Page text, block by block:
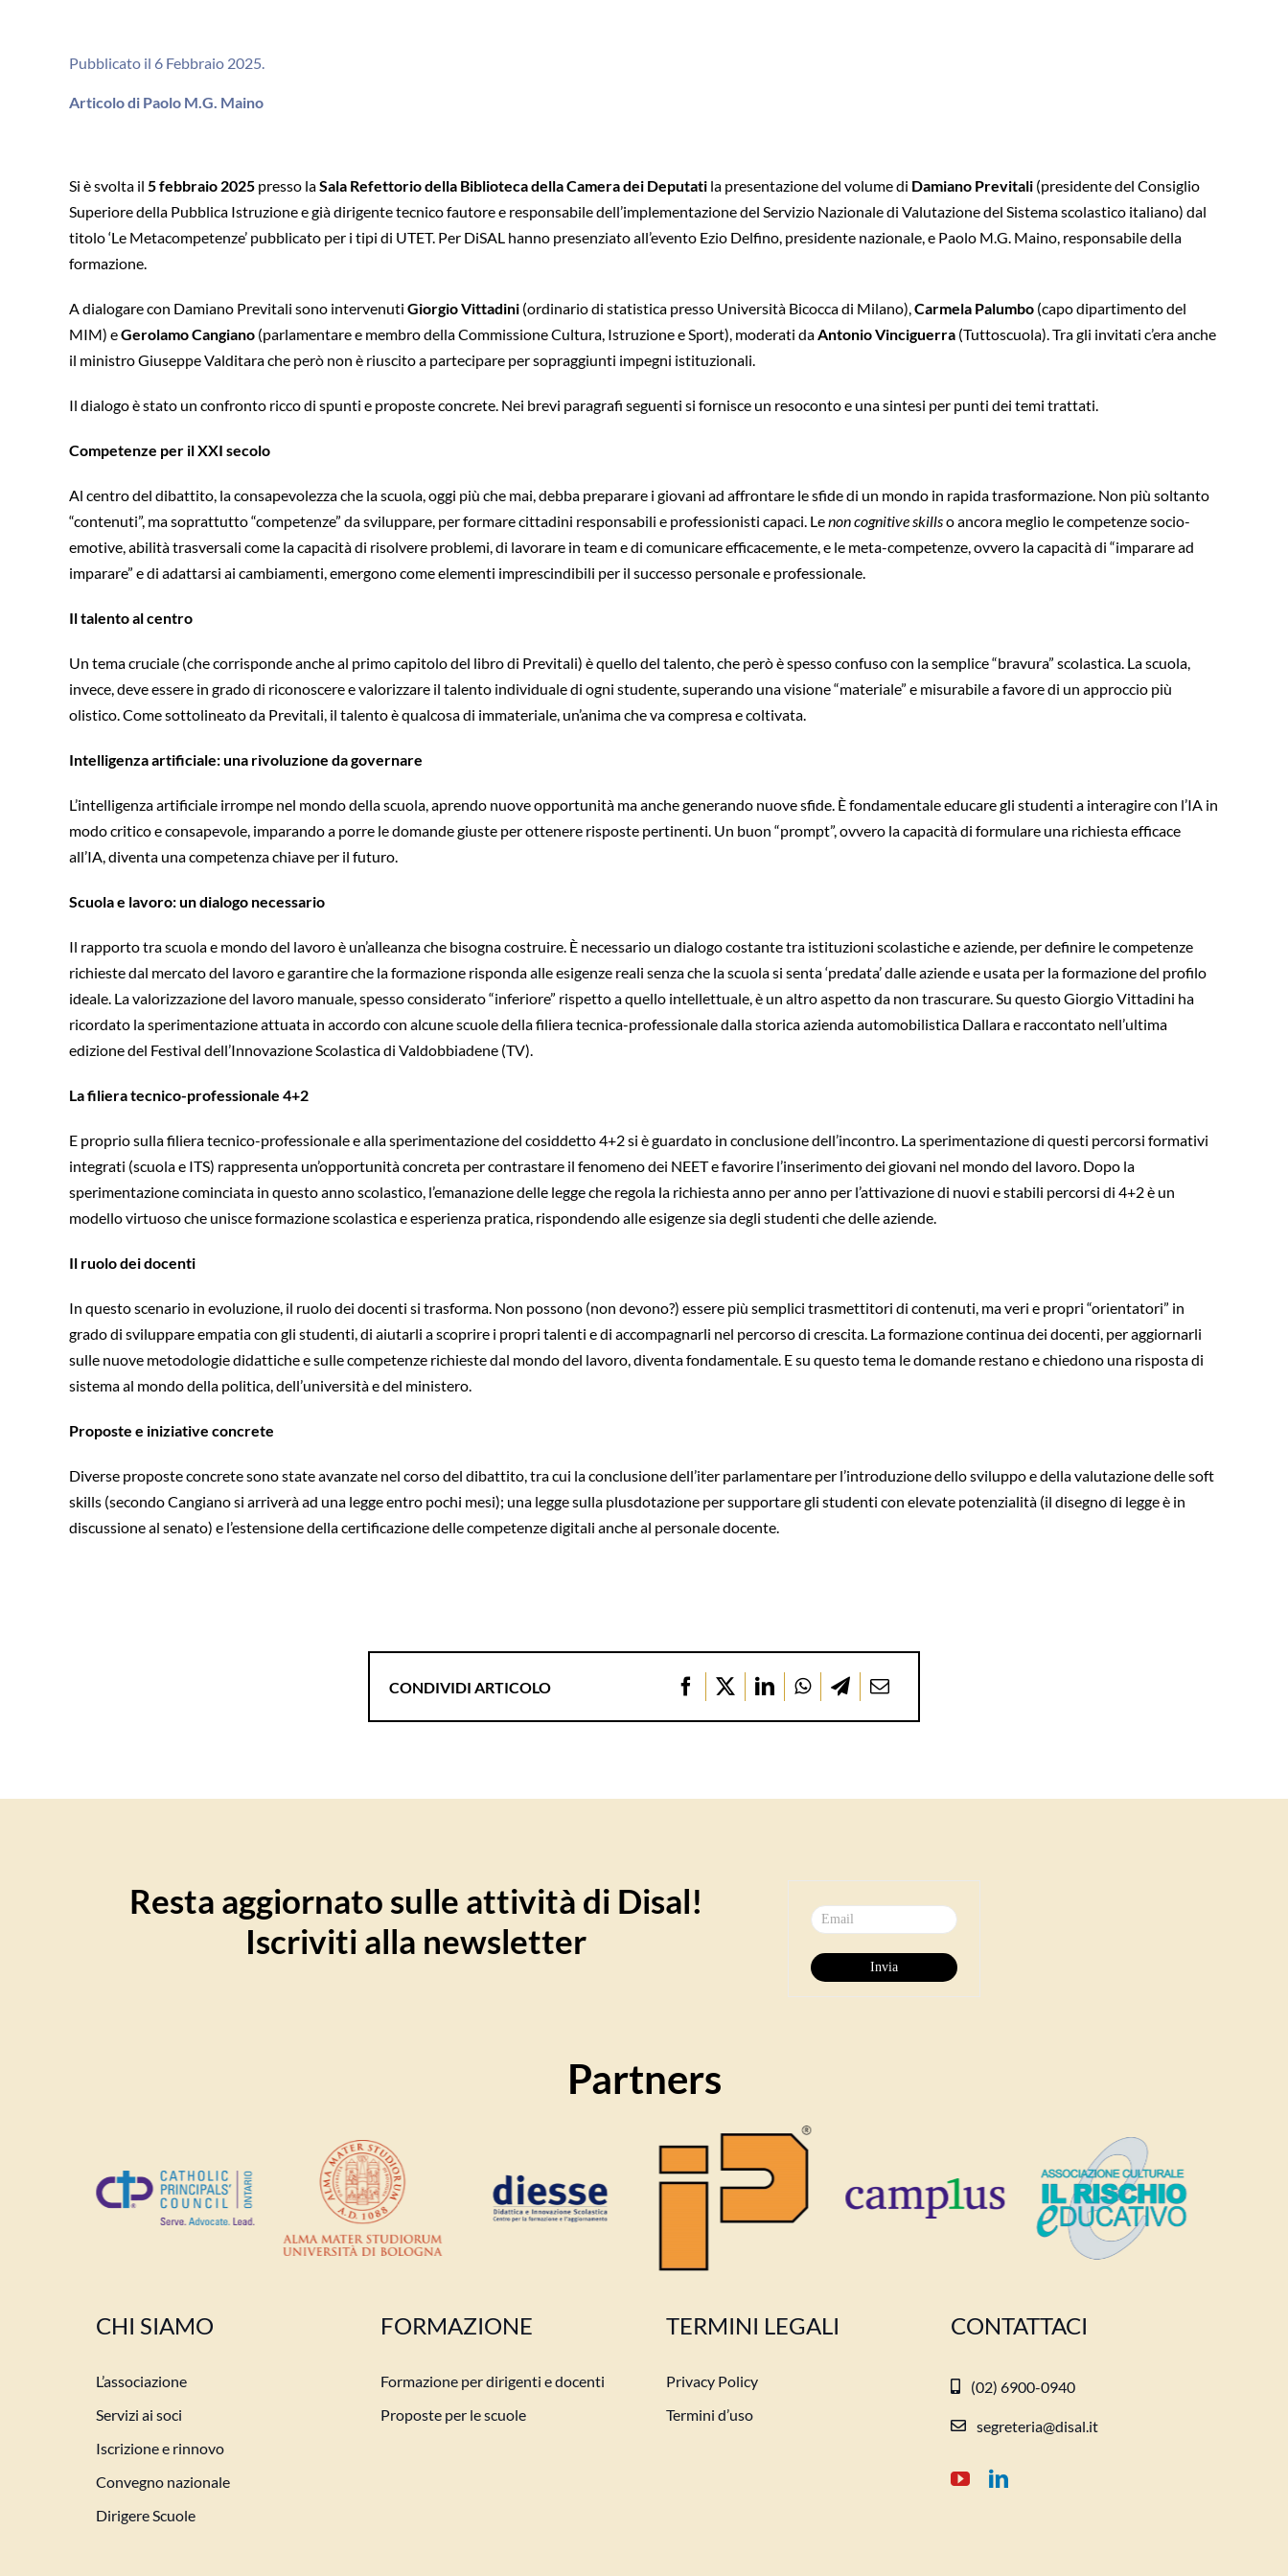
Pubblicato il 6 Febbraio 2025.
Articolo di Paolo M.G. Maino
Si è svolta il 5 febbraio 2025presso laSala Refettorio della Biblioteca della Camera dei Deputatila presentazione del volume di Damiano Previtali(presidente del Consiglio
Superiore della Pubblica Istruzione e già dirigente tecnico fautore e responsabile dell’implementazione del Servizio Nazionale di Valutazione del Sistema scolastico italiano) dal
titolo ‘Le Metacompetenze’ pubblicato per i tipi di UTET. Per DiSAL hanno presenziato all’evento Ezio Delfino, presidente nazionale, e Paolo M.G. Maino, responsabile della
formazione.
A dialogare con Damiano Previtali sono intervenuti Giorgio Vittadini(ordinario di statistica presso Università Bicocca di Milano),Carmela Palumbo(capo dipartimento del
MIM) eGerolamo Cangiano(parlamentare e membro della Commissione Cultura, Istruzione e Sport), moderati daAntonio Vinciguerra(Tuttoscuola). Tra gli invitati c’era anche
il ministro Giuseppe Valditara che però non è riuscito a partecipare per sopraggiunti impegni istituzionali.
Il dialogo è stato un confronto ricco di spunti e proposte concrete. Nei brevi paragrafi seguenti si fornisce un resoconto e una sintesi per punti dei temi trattati.
Competenze per il XXI secolo
Al centro del dibattito, la consapevolezza che la scuola, oggi più che mai, debba preparare i giovani ad affrontare le sfide di un mondo in rapida trasformazione. Non più soltanto
“contenuti”, ma soprattutto “competenze” da sviluppare, per formare cittadini responsabili e professionisti capaci. Lenon cognitive skillso ancora meglio le competenze socio-
emotive, abilità trasversali come la capacità di risolvere problemi, di lavorare in team e di comunicare efficacemente, e le meta-competenze, ovvero la capacità di “imparare ad
imparare” e di adattarsi ai cambiamenti, emergono come elementi imprescindibili per il successo personale e professionale.
Il talento al centro
Un tema cruciale (che corrisponde anche al primo capitolo del libro di Previtali) è quello del talento, che però è spesso confuso con la semplice “bravura” scolastica. La scuola,
invece, deve essere in grado di riconoscere e valorizzare il talento individuale di ogni studente, superando una visione “materiale” e misurabile a favore di un approccio più
olistico. Come sottolineato da Previtali, il talento è qualcosa di immateriale, un’anima che va compresa e coltivata.
Intelligenza artificiale: una rivoluzione da governare
L’intelligenza artificiale irrompe nel mondo della scuola, aprendo nuove opportunità ma anche generando nuove sfide. È fondamentale educare gli studenti a interagire con l’IA in
modo critico e consapevole, imparando a porre le domande giuste per ottenere risposte pertinenti. Un buon “prompt”, ovvero la capacità di formulare una richiesta efficace
all’IA, diventa una competenza chiave per il futuro.
Scuola e lavoro: un dialogo necessario
Il rapporto tra scuola e mondo del lavoro è un’alleanza che bisogna costruire. È necessario un dialogo costante tra istituzioni scolastiche e aziende, per definire le competenze
richieste dal mercato del lavoro e garantire che la formazione risponda alle esigenze reali senza che la scuola si senta ‘predata’ dalle aziende e usata per la formazione del profilo
ideale. La valorizzazione del lavoro manuale, spesso considerato “inferiore” rispetto a quello intellettuale, è un altro aspetto da non trascurare. Su questo Giorgio Vittadini ha
ricordato la sperimentazione attuata in accordo con alcune scuole della filiera tecnica-professionale dalla storica azienda automobilistica Dallara e raccontato nell’ultima
edizione del Festival dell’Innovazione Scolastica di Valdobbiadene (TV).
La filiera tecnico-professionale 4+2
E proprio sulla filiera tecnico-professionale e alla sperimentazione del cosiddetto 4+2 si è guardato in conclusione dell’incontro. La sperimentazione di questi percorsi formativi
integrati (scuola e ITS) rappresenta un’opportunità concreta per contrastare il fenomeno dei NEET e favorire l’inserimento dei giovani nel mondo del lavoro. Dopo la
sperimentazione cominciata in questo anno scolastico, l’emanazione delle legge che regola la richiesta anno per anno per l’attivazione di nuovi e stabili percorsi di 4+2 è un
modello virtuoso che unisce formazione scolastica e esperienza pratica, rispondendo alle esigenze sia degli studenti che delle aziende.
Il ruolo dei docenti
In questo scenario in evoluzione, il ruolo dei docenti si trasforma. Non possono (non devono?) essere più semplici trasmettitori di contenuti, ma veri e propri “orientatori” in
grado di sviluppare empatia con gli studenti, di aiutarli a scoprire i propri talenti e di accompagnarli nel percorso di crescita. La formazione continua dei docenti, per aggiornarli
sulle nuove metodologie didattiche e sulle competenze richieste dal mondo del lavoro, diventa fondamentale. E su questo tema le domande restano e chiedono una risposta di
sistema al mondo della politica, dell’università e del ministero.
Proposte e iniziative concrete
Diverse proposte concrete sono state avanzate nel corso del dibattito, tra cui la conclusione dell’iter parlamentare per l’introduzione dello sviluppo e della valutazione delle soft
skills (secondo Cangiano si arriverà ad una legge entro pochi mesi); una legge sulla plusdotazione per supportare gli studenti con elevate potenzialità (il disegno di legge è in
discussione al senato) e l’estensione della certificazione delle competenze digitali anche al personale docente.
CONDIVIDI ARTICOLO
Resta aggiornato sulle attività di Disal!
Iscriviti alla newsletter
Partners
CHI SIAMO
L’associazione
Servizi ai soci
Iscrizione e rinnovo
Convegno nazionale
Dirigere Scuole
FORMAZIONE
Formazione per dirigenti e docenti
Proposte per le scuole
TERMINI LEGALI
Privacy Policy
Termini d’uso
CONTATTACI
(02) 6900-0940
segreteria@disal.it